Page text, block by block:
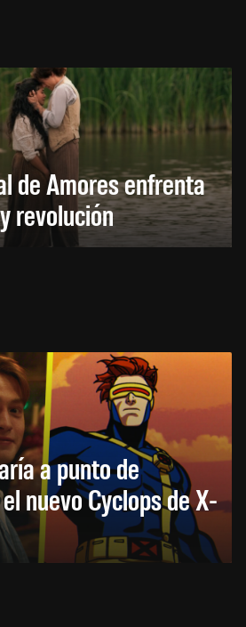
de Amores enfrenta
revolución
a punto de
nuevo Cyclops de X-